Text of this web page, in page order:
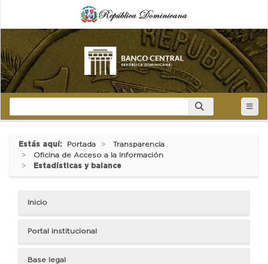
Estás aquí: Portada
Transparencia
Oficina de Acceso a la Información
Estadísticas y balance
Inicio
Portal institucional
Base legal